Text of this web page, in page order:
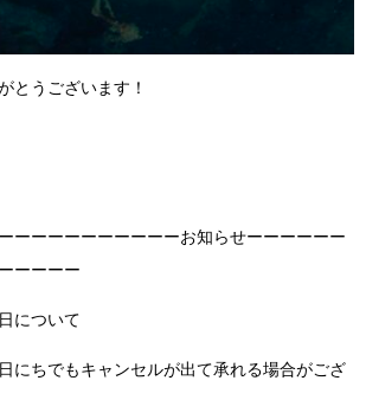
とうございます！
ーーーーーーーーーーお知らせーーーーーー
ーーーー
について
にちでもキャンセルが出て承れる場合がござ